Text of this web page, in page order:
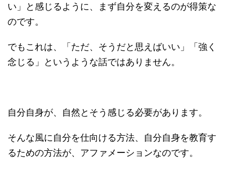
い」と感じるように、まず自分を変えるのが得策な
のです。
でもこれは、「ただ、そうだと思えばいい」「強く
念じる」というような話ではありません。
自分自身が、自然とそう感じる必要があります。
そんな風に自分を仕向ける方法、自分自身を教育す
るための方法が、アファメーションなのです。